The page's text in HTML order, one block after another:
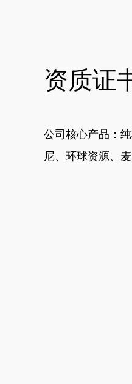
资质证
公司核心产品：
尼、环球资源、